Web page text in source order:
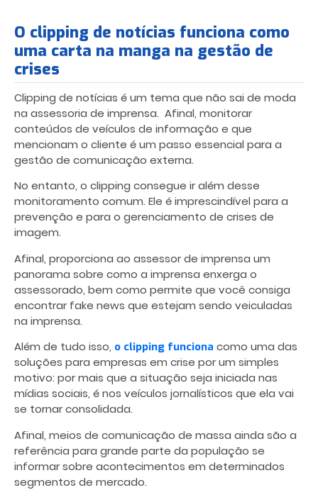
O clipping de notícias funciona como
uma carta na manga na gestão de
crises
Clipping de notícias é um tema que não sai de moda
na assessoria de imprensa. Afinal, monitorar
conteúdos de veículos de informação e que
mencionam o cliente é um passo essencial para a
gestão de comunicação externa.
No entanto, o clipping consegue ir além desse
monitoramento comum. Ele é imprescindível para a
prevenção e para o gerenciamento de crises de
imagem.
Afinal, proporciona ao assessor de imprensa um
panorama sobre como a imprensa enxerga o
assessorado, bem como permite que você consiga
encontrar fake news que estejam sendo veiculadas
na imprensa.
Além de tudo isso, o clipping funciona como uma das
soluções para empresas em crise por um simples
motivo: por mais que a situação seja iniciada nas
mídias sociais, é nos veículos jornalísticos que ela vai
se tornar consolidada.
Afinal, meios de comunicação de massa ainda são a
referência para grande parte da população se
informar sobre acontecimentos em determinados
segmentos de mercado.